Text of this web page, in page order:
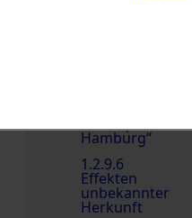
Hamburg“
1.2.9.6
Effekten
unbekannter
Herkunft